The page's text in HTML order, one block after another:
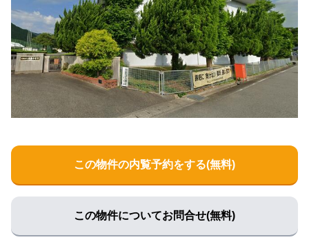
この物件の内覧予約をする(無料)
この物件についてお問合せ(無料)